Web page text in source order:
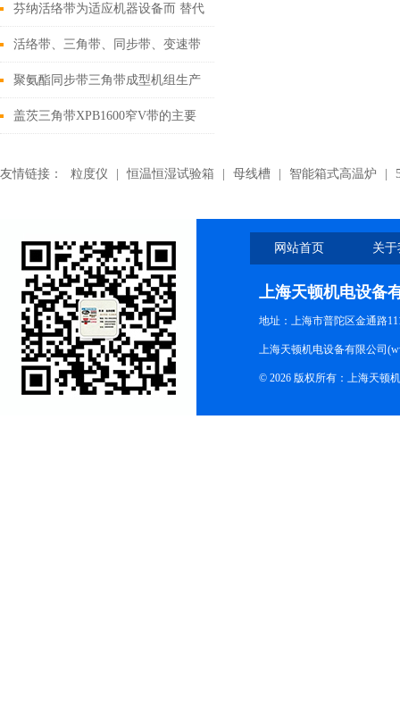
置的确定
芬纳活络带为适应机器设备而 替代
窄V带传动的途径
活络带、三角带、同步带、变速带
简单介绍
聚氨酯同步带三角带成型机组生产
的线绳
盖茨三角带XPB1600窄V带的主要
友情链接： 粒度仪 恒温恒湿试验箱 母线槽 智能箱式高温炉
网站首页 关
上海天顿机电设备
地址：上海市普陀区金通路
上海天顿机电设备有限公司
© 2026 版权所有：上海天顿